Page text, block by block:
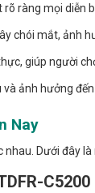
ràng mọi diễn
chói mắt, ảnh
giúp người
ảnh hưởng
Nay
Dưới đây
C5200